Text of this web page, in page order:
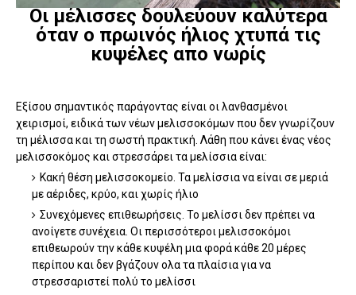
Οι μέλισσες δουλεύουν καλύτερα
όταν ο πρωινός ήλιος χτυπά τις
κυψέλες απο νωρίς
Εξίσου σημαντικός παράγοντας είναι οι λανθασμένοι
χειρισμοί, ειδικά των νέων μελισσοκόμων που δεν γνωρίζουν
τη μέλισσα και τη σωστή πρακτική. Λάθη που κάνει ένας νέος
μελισσοκόμος και στρεσσάρει τα μελίσσια είναι:
Κακή θέση μελισσοκομείο. Τα μελίσσια να είναι σε μεριά
με αέριδες, κρύο, και χωρίς ήλιο
Συνεχόμενες επιθεωρήσεις. Το μελίσσι δεν πρέπει να
ανοίγετε συνέχεια. Οι περισσότεροι μελισσοκόμοι
επιθεωρούν την κάθε κυψέλη μια φορά κάθε 20 μέρες
περίπου και δεν βγάζουν ολα τα πλαίσια για να
στρεσσαριστεί πολύ το μελίσσι